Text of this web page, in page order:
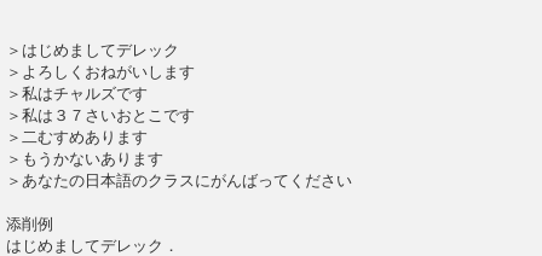
＞はじめましてデレック
＞よろしくおねがいします
＞私はチャルズです
＞私は３７さいおとこです
＞二むすめあります
＞もうかないあります
＞あなたの日本語のクラスにがんばってください
添削例
はじめましてデレック．